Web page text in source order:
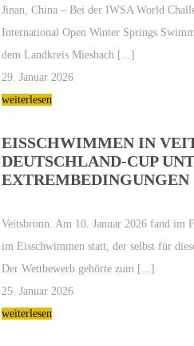
Jinan, China – Bei der IWSA World
International Open Winter Springs
dem Landkreis Miesbach [...]
29. Januar 2026
weiterlesen
EISSCHWIMMEN IN
DEUTSCHLAND-CUP
EXTREMBEDINGUNGEN
Veitsbronn. Am 10. Januar 2026 fand im
im Eisschwimmen statt, der selbst für
Der Wettbewerb gehörte zum [...]
25. Januar 2026
weiterlesen